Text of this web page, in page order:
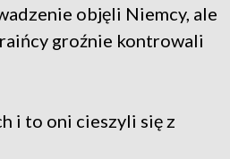
objęli Niemcy, ale
groźnie kontrowali
i to oni cieszyli się z